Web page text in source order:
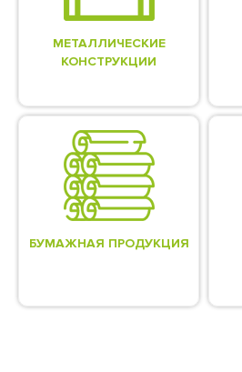
МЕТАЛЛИЧЕСКИЕ
КОНСТРУКЦИИ
БУМАЖНАЯ ПРОДУКЦИЯ